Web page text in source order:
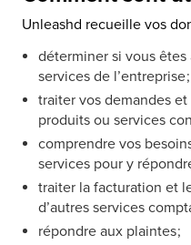
Unleashd recueille vos
déterminer si vous
services de l’entreprise ;
traiter vos demandes
produits ou services
comprendre vos
services pour y
traiter la facturation et
d’autres services
répondre aux plaintes ;